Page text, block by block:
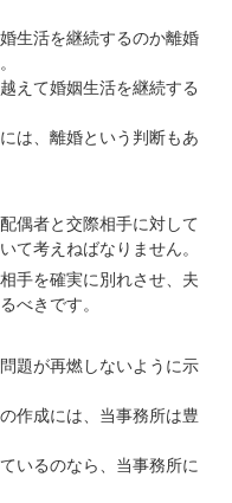
生活を継続するのか離婚
えて婚姻生活を継続する
は、離婚という判断もあ
偶者と交際相手に対して
て考えねばなりません。
手を確実に別れさせ、夫
べきです。
題が再燃しないように示
作成には、当事務所は豊
いるのなら、当事務所に